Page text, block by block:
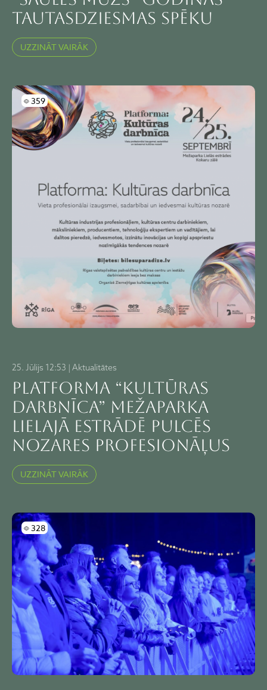
tautasdziesmas spēku
UZZINĀT VAIRĀK
359
Skatījumi
25. Jūlijs 12:53 | Aktualitātes
Platforma “Kultūras
darbnīca” Mežaparka
Lielajā estrādē pulcēs
nozares profesionāļus
UZZINĀT VAIRĀK
328
Skatījumi